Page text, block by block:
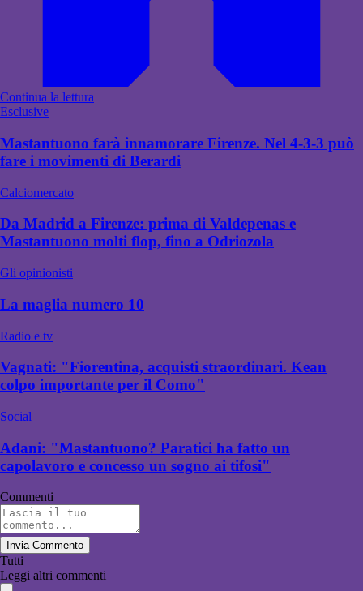
Continua la lettura
Esclusive
Mastantuono farà innamorare Firenze. Nel 4-3-3 può
fare i movimenti di Berardi
Calciomercato
Da Madrid a Firenze: prima di Valdepenas e
Mastantuono molti flop, fino a Odriozola
Gli opinionisti
La maglia numero 10
Radio e tv
Vagnati: "Fiorentina, acquisti straordinari. Kean
colpo importante per il Como"
Social
Adani: "Mastantuono? Paratici ha fatto un
capolavoro e concesso un sogno ai tifosi"
Commenti
Invia Commento
Tutti
Leggi altri commenti